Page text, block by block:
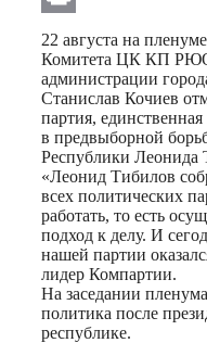
Print
22 августа на
Комитета ЦК КП
администрации
Станислав Кочиев
партия,
в предвыборной
Республики Леонида
«Леонид Тибилов
всех политических
работать, то есть
подход к делу. И
нашей партии
лидер Компартии.
На заседании
политика после
республике.